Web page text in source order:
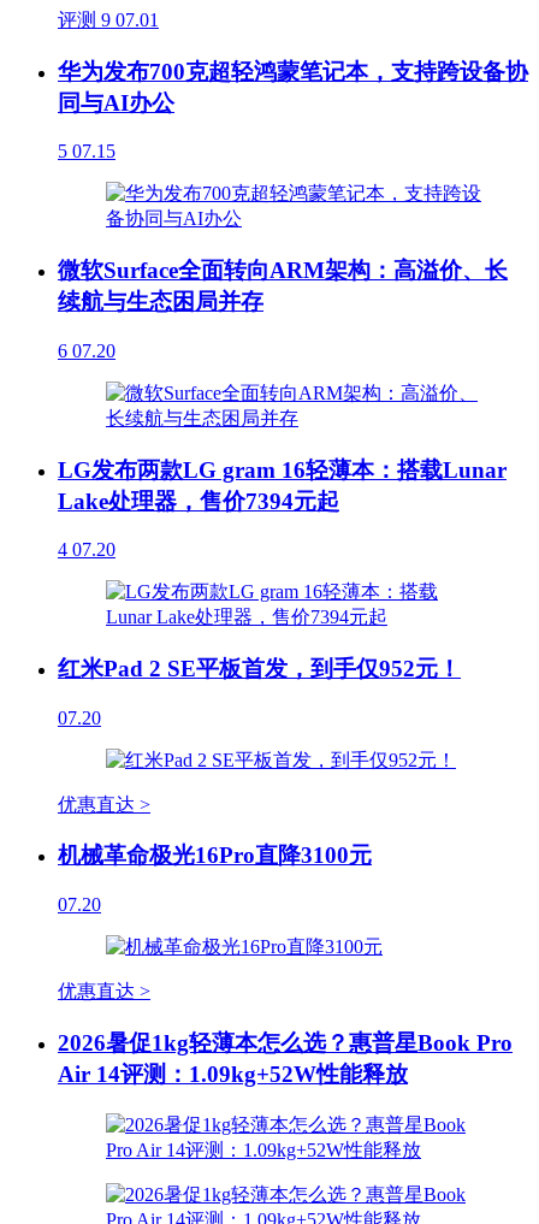
评测 9 07.01
华为发布700克超轻鸿蒙笔记本，支持跨设备协
同与AI办公
5 07.15
微软Surface全面转向ARM架构：高溢价、长
续航与生态困局并存
6 07.20
LG发布两款LG gram 16轻薄本：搭载Lunar
Lake处理器，售价7394元起
4 07.20
红米Pad 2 SE平板首发，到手仅952元！
07.20
优惠直达 >
机械革命极光16Pro直降3100元
07.20
优惠直达 >
2026暑促1kg轻薄本怎么选？惠普星Book Pro
Air 14评测：1.09kg+52W性能释放